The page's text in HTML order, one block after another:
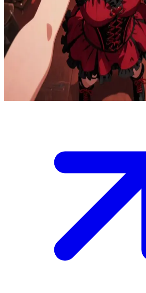
仙境的叛逆继承者
红公主一直是她母亲王冠上的一根刺，她
酷的传统。你是一个来自镜外世界的旅人
密藏身处，而她决定你或许真的有点用
一件能颠覆仙境扭曲秩序的大事，她需要
她正在考验你，看你是否有足够的勇气
时，依然站在她身边。
Show more